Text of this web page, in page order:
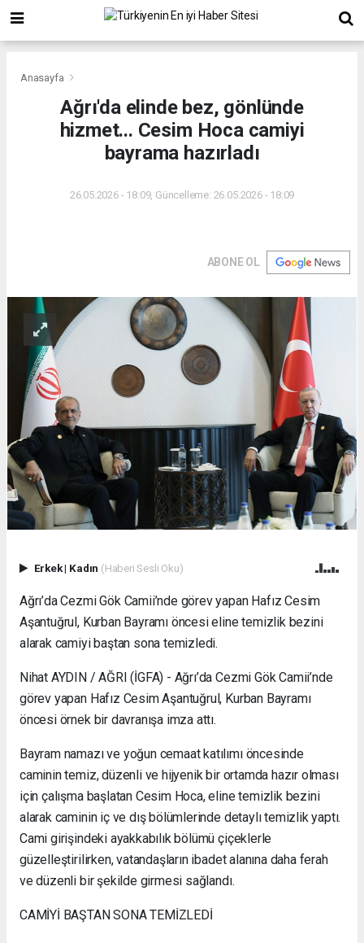
Anasayfa
Ağrı'da elinde bez, gönlünde
hizmet... Cesim Hoca camiyi
bayrama hazırladı
26.05.2026 - 18:09, Güncelleme: 26.05.2026 - 18:09
ABONE OL
Erkek| Kadın (Haberi Sesli Oku)
Ağrı’da Cezmi Gök Camii’nde görev yapan Hafız Cesim
Aşantuğrul, Kurban Bayramı öncesi eline temizlik bezini
alarak camiyi baştan sona temizledi.
Nihat AYDIN / AĞRI (İGFA) - Ağrı’da Cezmi Gök Camii’nde
görev yapan Hafız Cesim Aşantuğrul, Kurban Bayramı
öncesi örnek bir davranışa imza attı.
Bayram namazı ve yoğun cemaat katılımı öncesinde
caminin temiz, düzenli ve hijyenik bir ortamda hazır olması
için çalışma başlatan Cesim Hoca, eline temizlik bezini
alarak caminin iç ve dış bölümlerinde detaylı temizlik yaptı.
Cami girişindeki ayakkabılık bölümü çiçeklerle
güzelleştirilirken, vatandaşların ibadet alanına daha ferah
ve düzenli bir şekilde girmesi sağlandı.
CAMİYİ BAŞTAN SONA TEMİZLEDİ